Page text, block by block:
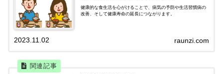
健康的な食生活を心がけることで、病気の予防や生活習慣病の
改善、そして健康寿命の延長につながります。
raunzi.com
2023.11.02